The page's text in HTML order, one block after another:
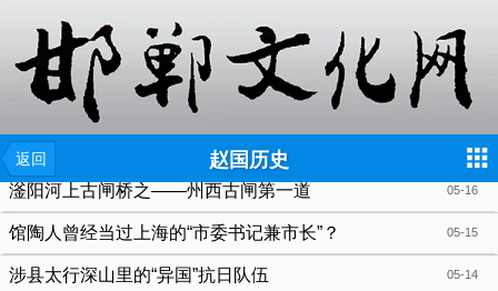
返回 赵国历史
05-16
滏阳河上古闸桥之——州西古闸第一道
05-15
馆陶人曾经当过上海的“市委书记兼市长”？
05-14
涉县太行深山里的“异国”抗日队伍